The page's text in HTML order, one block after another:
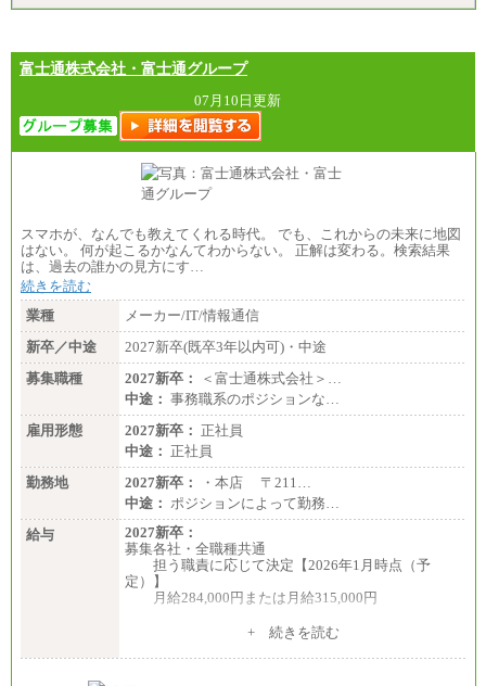
富士通株式会社・富士通グループ
07月10日更新
スマホが、なんでも教えてくれる時代。 でも、これからの未来に地図
はない。 何が起こるかなんてわからない。 正解は変わる。検索結果
は、過去の誰かの見方にす…
続きを読む
業種
メーカー/IT/情報通信
新卒／中途
2027新卒(既卒3年以内可)・中途
募集職種
2027新卒：
＜富士通株式会社＞…
中途： 事務職系のポジションな…
雇用形態
2027新卒： 正社員
中途： 正社員
勤務地
2027新卒：
・本店 〒211…
中途： ポジションによって勤務…
給与
2027新卒：
募集各社・全職種共通
担う職責に応じて決定【2026年1月時点（予
定）】
月給284,000円または月給315,000円
※入社後早期から、自律的な業務遂行が求めら
す。
+ 続きを読む